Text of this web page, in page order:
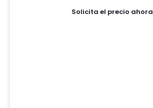
Solicita el precio ahora